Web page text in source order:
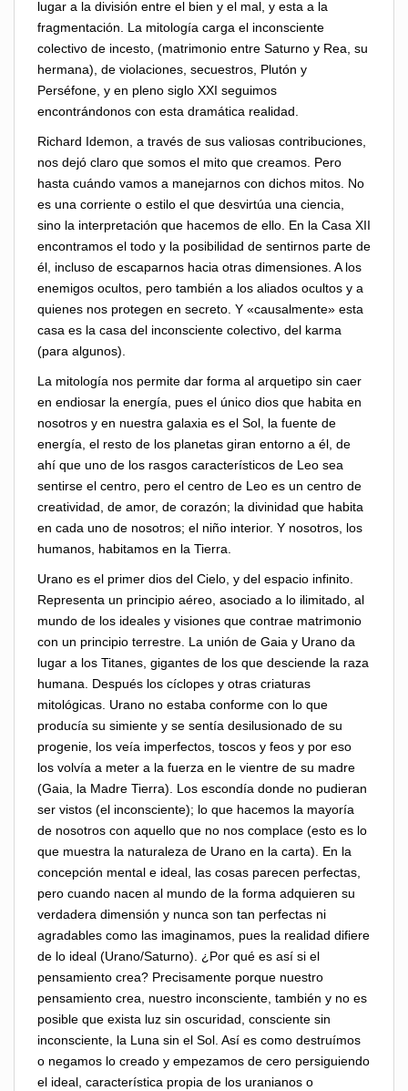
lugar a la división entre el bien y el mal, y esta a la
fragmentación. La mitología carga el inconsciente
colectivo de incesto, (matrimonio entre Saturno y Rea, su
hermana), de violaciones, secuestros, Plutón y
Perséfone, y en pleno siglo XXI seguimos
encontrándonos con esta dramática realidad.
Richard Idemon, a través de sus valiosas contribuciones,
nos dejó claro que somos el mito que creamos. Pero
hasta cuándo vamos a manejarnos con dichos mitos. No
es una corriente o estilo el que desvirtúa una ciencia,
sino la interpretación que hacemos de ello. En la Casa XII
encontramos el todo y la posibilidad de sentirnos parte de
él, incluso de escaparnos hacia otras dimensiones. A los
enemigos ocultos, pero también a los aliados ocultos y a
quienes nos protegen en secreto. Y «causalmente» esta
casa es la casa del inconsciente colectivo, del karma
(para algunos).
La mitología nos permite dar forma al arquetipo sin caer
en endiosar la energía, pues el único dios que habita en
nosotros y en nuestra galaxia es el Sol, la fuente de
energía, el resto de los planetas giran entorno a él, de
ahí que uno de los rasgos característicos de Leo sea
sentirse el centro, pero el centro de Leo es un centro de
creatividad, de amor, de corazón; la divinidad que habita
en cada uno de nosotros; el niño interior. Y nosotros, los
humanos, habitamos en la Tierra.
Urano es el primer dios del Cielo, y del espacio infinito.
Representa un principio aéreo, asociado a lo ilimitado, al
mundo de los ideales y visiones que contrae matrimonio
con un principio terrestre. La unión de Gaia y Urano da
lugar a los Titanes, gigantes de los que desciende la raza
humana. Después los cíclopes y otras criaturas
mitológicas. Urano no estaba conforme con lo que
producía su simiente y se sentía desilusionado de su
progenie, los veía imperfectos, toscos y feos y por eso
los volvía a meter a la fuerza en le vientre de su madre
(Gaia, la Madre Tierra). Los escondía donde no pudieran
ser vistos (el inconsciente); lo que hacemos la mayoría
de nosotros con aquello que no nos complace (esto es lo
que muestra la naturaleza de Urano en la carta). En la
concepción mental e ideal, las cosas parecen perfectas,
pero cuando nacen al mundo de la forma adquieren su
verdadera dimensión y nunca son tan perfectas ni
agradables como las imaginamos, pues la realidad difiere
de lo ideal (Urano/Saturno). ¿Por qué es así si el
pensamiento crea? Precisamente porque nuestro
pensamiento crea, nuestro inconsciente, también y no es
posible que exista luz sin oscuridad, consciente sin
inconsciente, la Luna sin el Sol. Así es como destruímos
o negamos lo creado y empezamos de cero persiguiendo
el ideal, característica propia de los uranianos o